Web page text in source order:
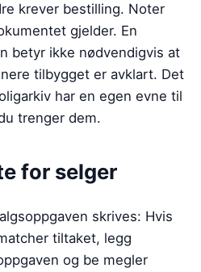
krever bestilling. Noter
gjelder. En
betyr ikke nødvendigvis at
tilbygget er avklart. Det
har en egen evne til
trenger dem.
for selger
skrives: Hvis
tiltaket, legg
og be megler